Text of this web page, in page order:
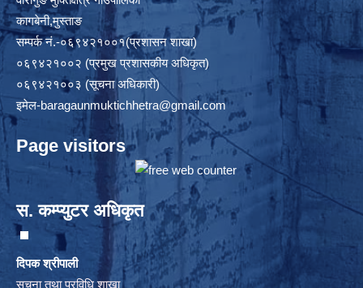
कागबेनी,मुस्ताङ
सम्पर्क नं.-०६९४२१००१(प्रशासन शाखा)
०६९४२१००२ (प्रमुख प्रशासकीय अधिकृत)
०६९४२१००३ (सूचना अधिकारी)
इमेल-baragaunmuktichhetra@gmail.com
Page visitors
स. कम्प्युटर अधिकृत
दिपक श्रीपाली
सूचना तथा प्रविधि शाखा